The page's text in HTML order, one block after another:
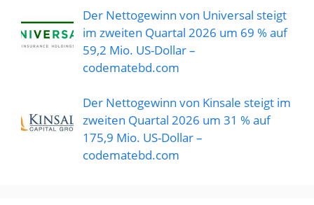
Der Nettogewinn von Universal steigt
im zweiten Quartal 2026 um 69 % auf
59,2 Mio. US-Dollar –
codematebd.com
Der Nettogewinn von Kinsale steigt im
zweiten Quartal 2026 um 31 % auf
175,9 Mio. US-Dollar –
codematebd.com